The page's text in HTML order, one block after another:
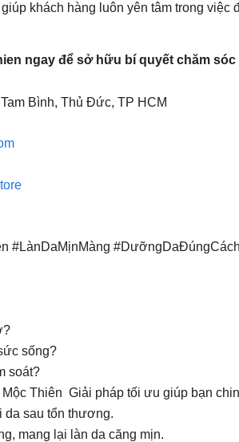
khách hàng luôn yên tâm trong việc
ngay để sở hữu bí quyết chăm sóc
Bình, Thủ Đức, TP HCM
#LànDaMịnMàng #DưỡngDaĐúngCách
sống?
soát?
Thiên Giải pháp tối ưu giúp bạn
da sau tổn thương.
mang lại làn da căng mịn.